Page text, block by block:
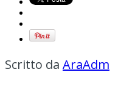
Scritto da AraAdm